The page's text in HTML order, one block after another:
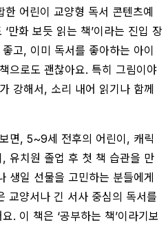
한 어린이 교양형 독서 콘텐츠예
만화 보듯 읽는 책’이라는 진입 장
고, 이미 독서를 좋아하는 아이
으로도 괜찮아요. 특히 그림이야
강해서, 소리 내어 읽기나 함께
면, 5~9세 전후의 어린이, 캐릭
유치원 졸업 후 첫 책 습관을 만
생일 선물을 고민하는 분들에게
교양서나 긴 서사 중심의 독서를
. 이 책은 ‘공부하는 책’이라기보